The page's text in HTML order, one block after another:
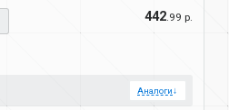
442.99 р.
Аналоги↓